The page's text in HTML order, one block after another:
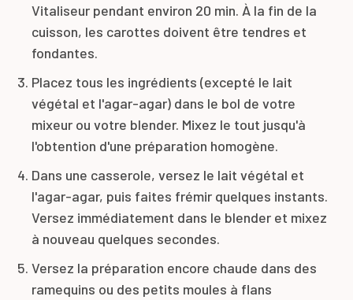
Vitaliseur pendant environ 20 min. À la fin de la
cuisson, les carottes doivent être tendres et
fondantes.
Placez tous les ingrédients (excepté le lait
végétal et l'agar-agar) dans le bol de votre
mixeur ou votre blender. Mixez le tout jusqu'à
l'obtention d'une préparation homogène.
Dans une casserole, versez le lait végétal et
l'agar-agar, puis faites frémir quelques instants.
Versez immédiatement dans le blender et mixez
à nouveau quelques secondes.
Versez la préparation encore chaude dans des
ramequins ou des petits moules à flans